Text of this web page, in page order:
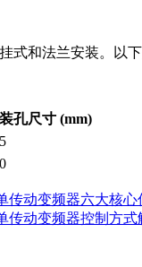
式和法兰安装。以
孔尺寸 (mm)
传动变频器六大核
传动变频器控制方